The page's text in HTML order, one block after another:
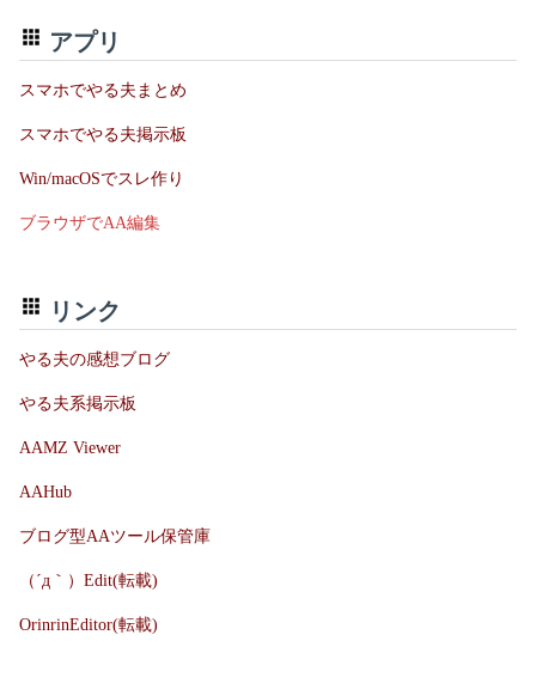
アプリ
スマホでやる夫まとめ
スマホでやる夫掲示板
Win/macOSでスレ作り
ブラウザでAA編集
リンク
やる夫の感想ブログ
やる夫系掲示板
AAMZ Viewer
AAHub
ブログ型AAツール保管庫
（´д｀）Edit(転載)
OrinrinEditor(転載)